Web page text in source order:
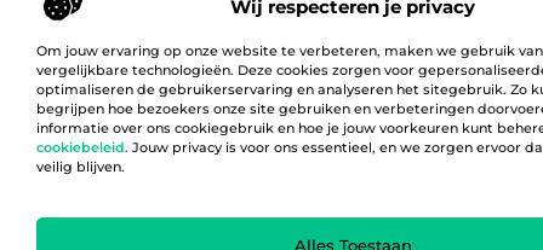
Wij respecteren je privacy
Om jouw ervaring op onze website te verbeteren, maken we gebruik
vergelijkbare technologieën. Deze cookies zorgen voor
optimaliseren de gebruikerservaring en analyseren het sitegebruik. Zo
begrijpen hoe bezoekers onze site gebruiken en verbeteringen
informatie over ons cookiegebruik en hoe je jouw voorkeuren kunt
cookiebeleid. Jouw privacy is voor ons essentieel, en we zorgen ervoor
veilig blijven.
Alles Toestaan